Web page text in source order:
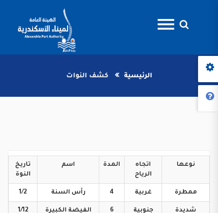
الرئيسية كشف النوات
نوعها
اتجاه
الرياح
المدة اسم
تاريخ
النوة
ممطرة غربية 4 رأس السنة 1/2
شديدة
جنوبية
6 الفيضة الكبيرة 1/12